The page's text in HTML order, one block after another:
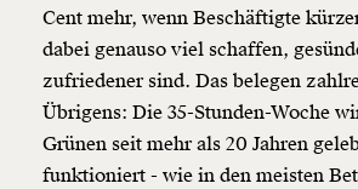
Cent mehr, wenn Beschäftigte
dabei genauso viel schaffen,
zufriedener sind. Das belegen
Übrigens: Die 35-Stunden-Woche
Grünen seit mehr als 20 Jahren
funktioniert - wie in den meisten